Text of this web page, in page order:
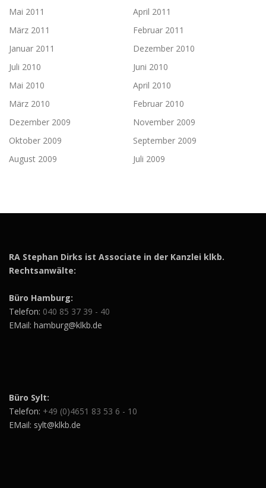
Mai 2011
April 2011
März 2011
Februar 2011
Januar 2011
Dezember 2010
Juli 2010
Juni 2010
Mai 2010
April 2010
März 2010
Februar 2010
Dezember 2009
November 2009
Oktober 2009
September 2009
August 2009
Juli 2009
RA Stephan Dirks ist Associate in der Kanzlei klkb.
Rechtsanwälte:
Büro Hamburg:
Telefon: 040 85 37 39 - 40
EMail: hamburg@klkb.de
Büro Sylt:
Telefon: +49 (0)4651 83 53 6 - 10
EMail: sylt@klkb.de